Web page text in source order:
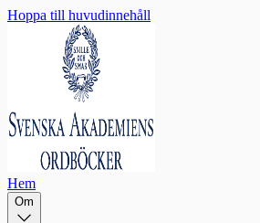
Hoppa till huvudinnehåll
Hem
Om